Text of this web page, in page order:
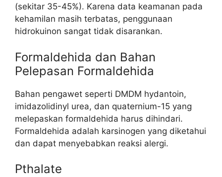
(sekitar 35-45%). Karena data keamanan pada
kehamilan masih terbatas, penggunaan
hidrokuinon sangat tidak disarankan.
Formaldehida dan Bahan
Pelepasan Formaldehida
Bahan pengawet seperti DMDM hydantoin,
imidazolidinyl urea, dan quaternium-15 yang
melepaskan formaldehida harus dihindari.
Formaldehida adalah karsinogen yang diketahui
dan dapat menyebabkan reaksi alergi.
Pthalate